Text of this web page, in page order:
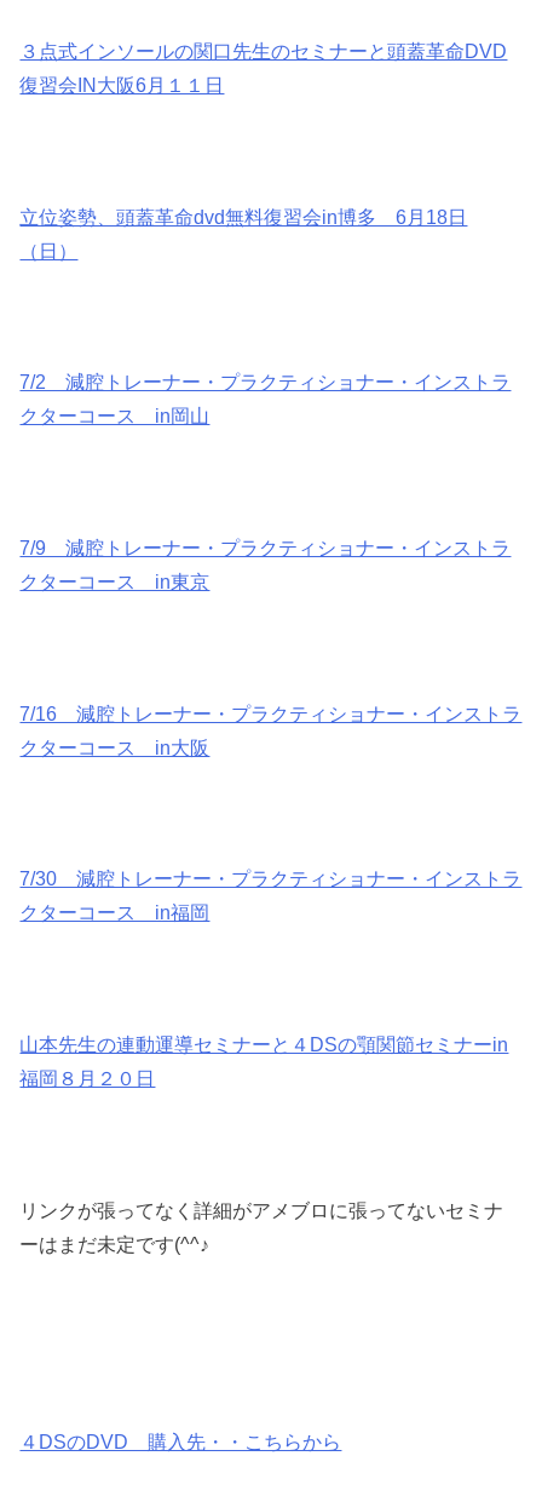
３点式インソールの関口先生のセミナーと頭蓋革命DVD
復習会IN大阪6月１１日
立位姿勢、頭蓋革命dvd無料復習会in博多 6月18日
（日）
7/2 減腔トレーナー・プラクティショナー・インストラ
クターコース in岡山
7/9 減腔トレーナー・プラクティショナー・インストラ
クターコース in東京
7/16 減腔トレーナー・プラクティショナー・インストラ
クターコース in大阪
7/30 減腔トレーナー・プラクティショナー・インストラ
クターコース in福岡
山本先生の連動運導セミナーと４DSの顎関節セミナーin
福岡８月２０日
リンクが張ってなく詳細がアメブロに張ってないセミナ
ーはまだ未定です(^^♪
４DSのDVD 購入先・・こちらから